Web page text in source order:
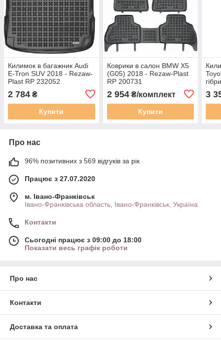
Килимок в багажник Audi
E-Tron SUV 2018 - Rezaw-
Plast RP 232052
2 784 ₴
Купити
Коврики в салон BMW X5
(G05) 2018 - Rezaw-Plast
RP 200731
2 954₴/комплект
Купити
3
Про нас
96% позитивних з 569 відгуків за рік
Працює з 27.07.2020
м. Івано-Франківськ
Івано-Франківська область, Івано-Франківськ, Україна
Контакти
Сьогодні працює з 09:00 до 18:00
Показати весь графік роботи
Про нас
Контакти
Доставка та оплата